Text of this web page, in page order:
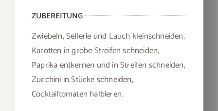
ZUBEREITUNG
Zwiebeln, Sellerie und Lauch kleinschneiden,
Karotten in grobe Streifen schneiden,
Paprika entkernen und in Streifen schneiden,
Zucchini in Stücke schneiden,
Cocktailtomaten halbieren.